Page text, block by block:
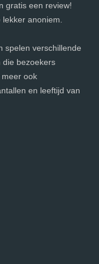
gratis een review!
anoniem.
spelen verschillende
die bezoekers
ook
en leeftijd van